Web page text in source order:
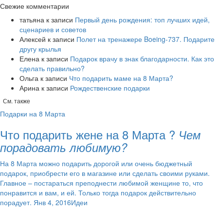
Свежие комментарии
татьяна к записи Первый день рождения: топ лучших идей,
сценариев и советов
Алексей к записи ​Полет на тренажере Boeing-737. Подарите
другу крылья
Елена к записи Подарок врачу в знак благодарности. Как это
сделать правильно?
Ольга к записи Что подарить маме на 8 Марта?
Арина к записи Рождественские подарки
См. также
Подарки на 8 Марта
Что подарить жене на 8 Марта ? Чем
порадовать любимую?
На 8 Марта можно подарить дорогой или очень бюджетный
подарок, приобрести его в магазине или сделать своими руками.
Главное – постараться преподнести любимой женщине то, что
понравится и вам, и ей. Только тогда подарок действительно
порадует. Янв 4, 2016Идеи